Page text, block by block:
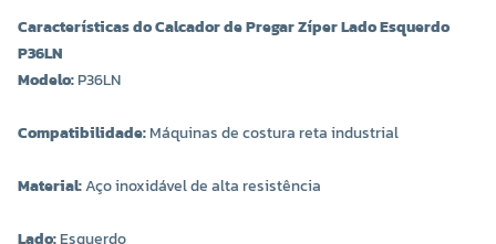
Características do Calcador de Pregar Zíper Lado Esquerdo
P36LN
Modelo:P36LN
Compatibilidade:Máquinas de costura reta industrial
Material:Aço inoxidável de alta resistência
Lado:Esquerdo